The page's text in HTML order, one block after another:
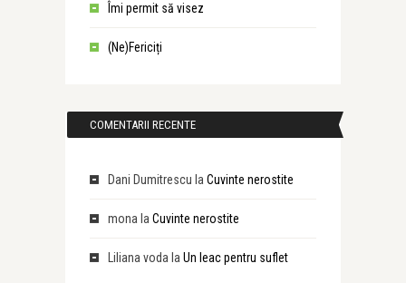
Îmi permit să visez
(Ne)Fericiți
COMENTARII RECENTE
Dani Dumitrescu la Cuvinte nerostite
mona la Cuvinte nerostite
Liliana voda la Un leac pentru suflet